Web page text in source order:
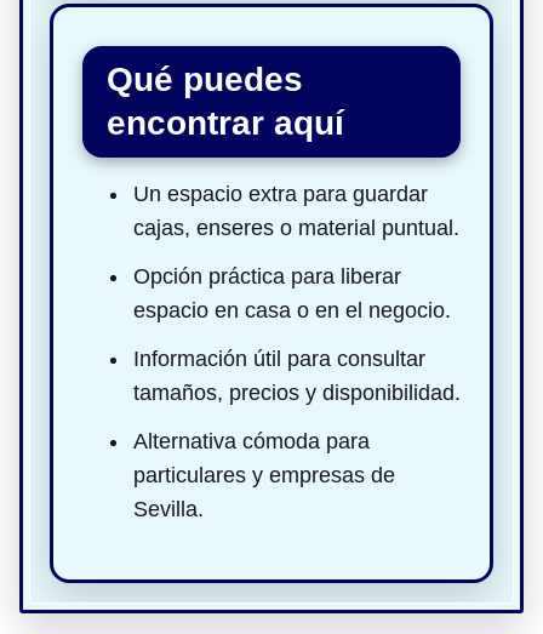
Qué puedes
encontrar aquí
Un espacio extra para guardar
cajas, enseres o material puntual.
Opción práctica para liberar
espacio en casa o en el negocio.
Información útil para consultar
tamaños, precios y disponibilidad.
Alternativa cómoda para
particulares y empresas de
Sevilla.